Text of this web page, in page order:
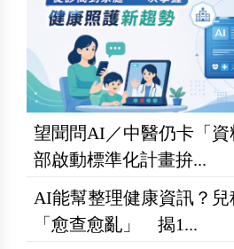
望聞問AI／中醫仍卡「
部啟動標準化計畫拚...
AI能幫整理健康資訊？
「愈查愈亂」 揭1...